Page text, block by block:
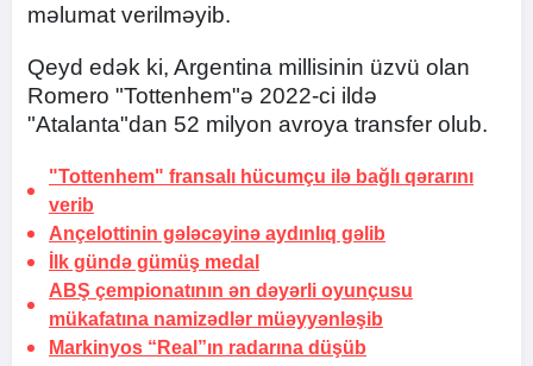
məlumat verilməyib.
Qeyd edək ki, Argentina millisinin üzvü olan
Romero "Tottenhem"ə 2022-ci ildə
"Atalanta"dan 52 milyon avroya transfer olub.
"Tottenhem" fransalı hücumçu ilə bağlı qərarını
verib
Ançelottinin gələcəyinə aydınlıq gəlib
İlk gündə gümüş medal
ABŞ çempionatının ən dəyərli oyunçusu
mükafatına namizədlər müəyyənləşib
Markinyos “Real”ın radarına düşüb